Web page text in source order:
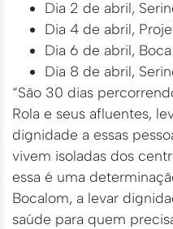
Dia 2 de abril,
Dia 4 de abril,
Dia 6 de abril,
Dia 8 de abril,
“São 30 dias
Rola e seus afluentes,
dignidade a essas
vivem isoladas dos
essa é uma
Bocalom, a levar
saúde para quem